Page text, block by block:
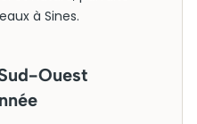
à Sines.
Ouest